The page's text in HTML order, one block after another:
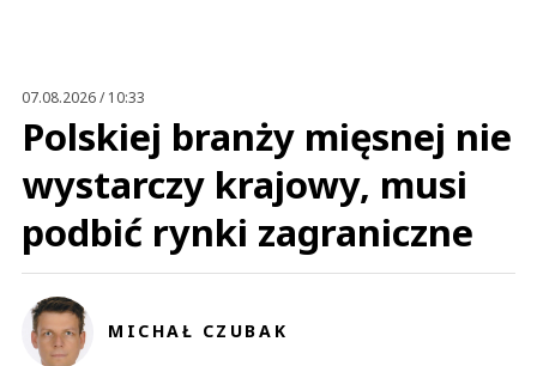
07.08.2026 / 10:33
Polskiej branży mięsnej nie
wystarczy krajowy, musi
podbić rynki zagraniczne
MICHAŁ CZUBAK